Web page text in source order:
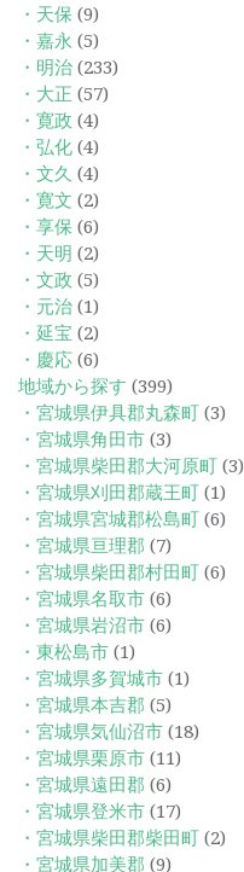
・天保 (9)
・嘉永 (5)
・明治 (233)
・大正 (57)
・寛政 (4)
・弘化 (4)
・文久 (4)
・寛文 (2)
・享保 (6)
・天明 (2)
・文政 (5)
・元治 (1)
・延宝 (2)
・慶応 (6)
地域から探す (399)
・宮城県伊具郡丸森町 (3)
・宮城県角田市 (3)
・宮城県柴田郡大河原町 (3)
・宮城県刈田郡蔵王町 (1)
・宮城県宮城郡松島町 (6)
・宮城県亘理郡 (7)
・宮城県柴田郡村田町 (6)
・宮城県名取市 (6)
・宮城県岩沼市 (6)
・東松島市 (1)
・宮城県多賀城市 (1)
・宮城県本吉郡 (5)
・宮城県気仙沼市 (18)
・宮城県栗原市 (11)
・宮城県遠田郡 (6)
・宮城県登米市 (17)
・宮城県柴田郡柴田町 (2)
・宮城県加美郡 (9)